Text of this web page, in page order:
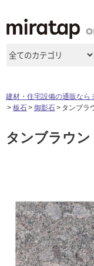
キッチン
ウッドデッキ
収納
施工事例
店舗・施設事例
名古屋ショール
福岡ショールー
ご利用ガイド
よくある質問
ミラタップと創
ASOLIE
建材・住宅設備の通販なら
板石
御影石 タンブラ
タンブラウ